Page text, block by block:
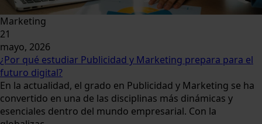
Marketing
21
mayo, 2026
¿Por qué estudiar Publicidad y Marketing prepara para el
futuro digital?
En la actualidad, el grado en Publicidad y Marketing se ha
convertido en una de las disciplinas más dinámicas y
esenciales dentro del mundo empresarial. Con la